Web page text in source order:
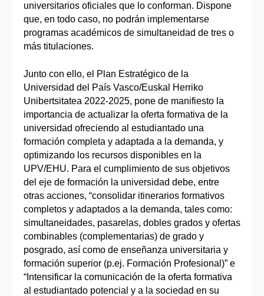
universitarios oficiales que lo conforman. Dispone
que, en todo caso, no podrán implementarse
programas académicos de simultaneidad de tres o
más titulaciones.
Junto con ello, el Plan Estratégico de la
Universidad del País Vasco/Euskal Herriko
Unibertsitatea 2022-2025, pone de manifiesto la
importancia de actualizar la oferta formativa de la
universidad ofreciendo al estudiantado una
formación completa y adaptada a la demanda, y
optimizando los recursos disponibles en la
UPV/EHU. Para el cumplimiento de sus objetivos
del eje de formación la universidad debe, entre
otras acciones, “consolidar itinerarios formativos
completos y adaptados a la demanda, tales como:
simultaneidades, pasarelas, dobles grados y ofertas
combinables (complementarias) de grado y
posgrado, así como de enseñanza universitaria y
formación superior (p.ej. Formación Profesional)” e
“Intensificar la comunicación de la oferta formativa
al estudiantado potencial y a la sociedad en su